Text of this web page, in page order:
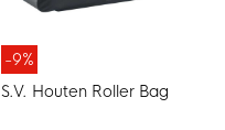
-9%
S.V. Houten Roller Bag